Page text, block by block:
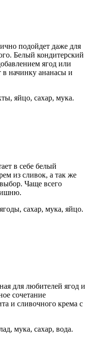
подойдет даже для
Белый кондитерский
ягод или
начинку ананасы и
яйцо, сахар, мука.
в себе белый
из сливок, а так же
Чаще всего
сахар, мука, яйцо.
для любителей ягод и
сочетание
и сливочного крема с
мука, сахар, вода.